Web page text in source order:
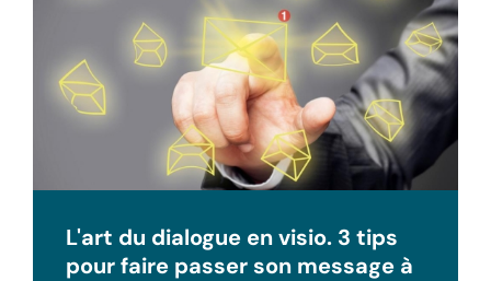
L'art du dialogue en visio. 3 tips
pour faire passer son message à